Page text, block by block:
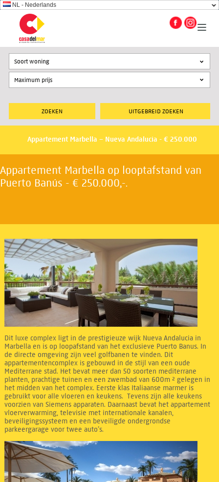
NL - Nederlands
UITGEBREID ZOEKEN
Soort woning
Appartement Marbella – Nueva Andalucia - € 250.000
Appartement Marbella op looptafstand van
Puerto Banús - € 250.000,-.
Dit luxe complex ligt in de prestigieuze wijk Nueva Andalucia in
Marbella en is op loopafstand van het exclusieve Puerto Banus. In
de directe omgeving zijn veel golfbanen te vinden. Dit
appartementencomplex is gebouwd in de stijl van een oude
Mediterrane stad. Het bevat meer dan 50 soorten mediterrane
planten, prachtige tuinen en een zwembad van 600m ² gelegen in
het midden van het complex. Eerste klas Italiaanse marmer is
gebruikt voor alle vloeren en keukens. Tevens zijn alle keukens
voorzien van Siemens apparaten. Daarnaast bevat het appartement
vloerverwarming, televisie met internationale kanalen,
beveiligingssysteem en een beveiligde ondergrondse
parkeergarage voor twee auto’s.